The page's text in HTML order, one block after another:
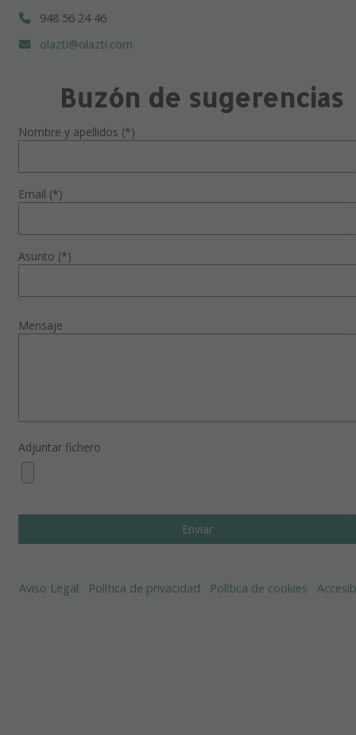
948 56 24 46
olazti@olazti.com
Buzón de sugerencias
Nombre y apellidos (*)
Email (*)
Asunto (*)
Mensaje
Adjuntar fichero
Aviso Legal Política de privacidad Política de cookies